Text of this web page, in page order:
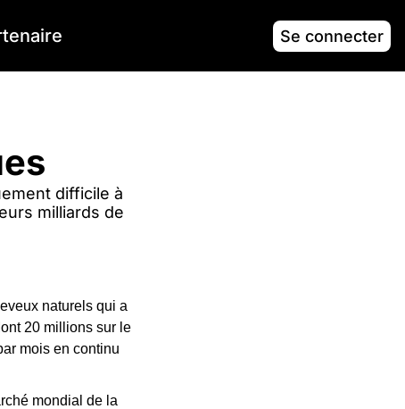
Se connecter
difficile à
milliards de
naturels qui a
20 millions sur le
mois en continu
mondial de la